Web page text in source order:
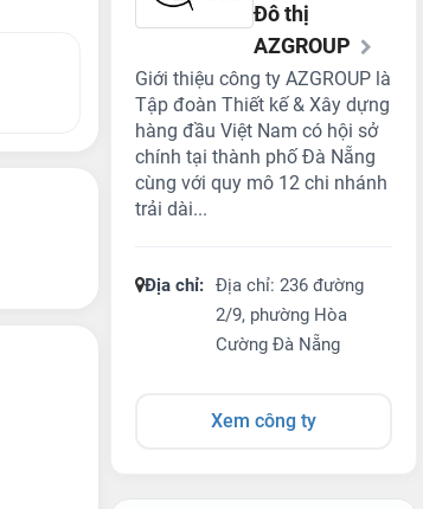
Đô thị
AZGROUP
Giới thiệu công ty AZGROUP là
Tập đoàn Thiết kế & Xây dựng
hàng đầu Việt Nam có hội sở
chính tại thành phố Đà Nẵng
cùng với quy mô 12 chi nhánh
trải dài...
Địa chỉ: Địa chỉ: 236 đường
2/9, phường Hòa
Cường Đà Nẵng
Xem công ty